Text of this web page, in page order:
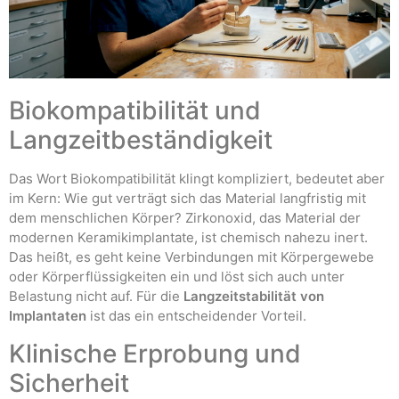
Biokompatibilität und
Langzeitbeständigkeit
Das Wort Biokompatibilität klingt kompliziert, bedeutet aber
im Kern: Wie gut verträgt sich das Material langfristig mit
dem menschlichen Körper? Zirkonoxid, das Material der
modernen Keramikimplantate, ist chemisch nahezu inert.
Das heißt, es geht keine Verbindungen mit Körpergewebe
oder Körperflüssigkeiten ein und löst sich auch unter
Belastung nicht auf. Für die Langzeitstabilität von
Implantaten ist das ein entscheidender Vorteil.
Klinische Erprobung und
Sicherheit